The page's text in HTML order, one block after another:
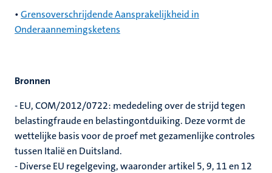
•Grensoverschrijdende Aansprakelijkheid in
Onderaannemingsketens
Bronnen
- EU, COM/2012/0722: mededeling over de strijd tegen
belastingfraude en belastingontduiking. Deze vormt de
wettelijke basis voor de proef met gezamenlijke controles
tussen Italië en Duitsland.
- Diverse EU regelgeving, waaronder artikel 5, 9, 11 en 12